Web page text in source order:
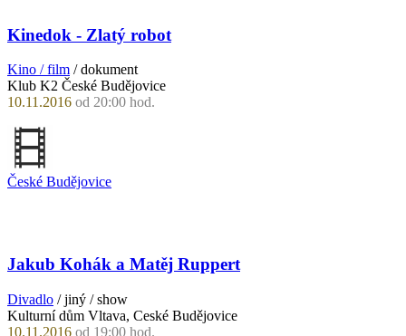
Kinedok - Zlatý robot
Kino / film / dokument
Klub K2 České Budějovice
10.11.2016 od 20:00 hod.
České Budějovice
Jakub Kohák a Matěj Ruppert
Divadlo / jiný / show
Kulturní dům Vltava, Ceské Budějovice
10.11.2016 od 19:00 hod.